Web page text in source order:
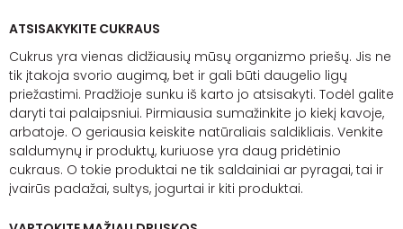
ATSISAKYKITE CUKRAUS
Cukrus yra vienas didžiausių mūsų organizmo priešų. Jis ne
tik įtakoja svorio augimą, bet ir gali būti daugelio ligų
priežastimi. Pradžioje sunku iš karto jo atsisakyti. Todėl galite
daryti tai palaipsniui. Pirmiausia sumažinkite jo kiekį kavoje,
arbatoje. O geriausia keiskite natūraliais saldikliais. Venkite
saldumynų ir produktų, kuriuose yra daug pridėtinio
cukraus. O tokie produktai ne tik saldainiai ar pyragai, tai ir
įvairūs padažai, sultys, jogurtai ir kiti produktai.